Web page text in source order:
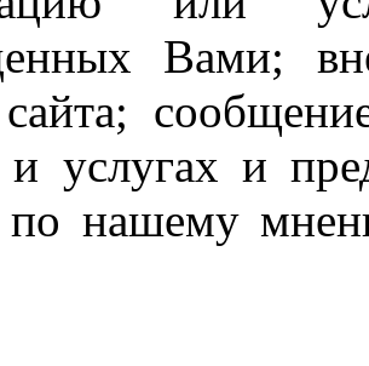
Вами;
и услугах и
по нашему